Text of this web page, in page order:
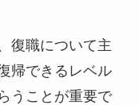
復職について主
帰できるレベル
うことが重要で